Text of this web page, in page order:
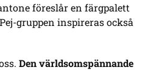
föreslår en färgpalett
Pej-gruppen inspireras också
Den världsomspännande